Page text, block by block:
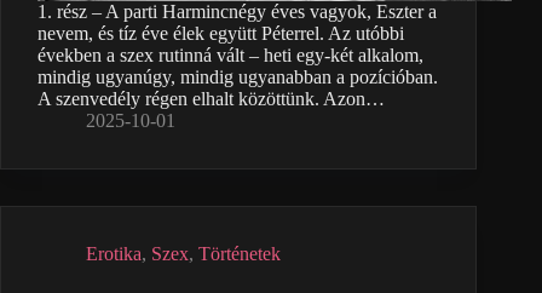
1. rész – A parti Harmincnégy éves vagyok, Eszter a
nevem, és tíz éve élek együtt Péterrel. Az utóbbi
években a szex rutinná vált – heti egy-két alkalom,
mindig ugyanúgy, mindig ugyanabban a pozícióban.
A szenvedély régen elhalt közöttünk. Azon…
2025-10-01
Erotika, Szex, Történetek